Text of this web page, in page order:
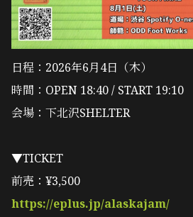
日程：2026年6月4日（木）
時間：OPEN 18:40 / START 19:10
会場：下北沢SHELTER
▼TICKET
前売：¥3,500
https://eplus.jp/alaskajam/